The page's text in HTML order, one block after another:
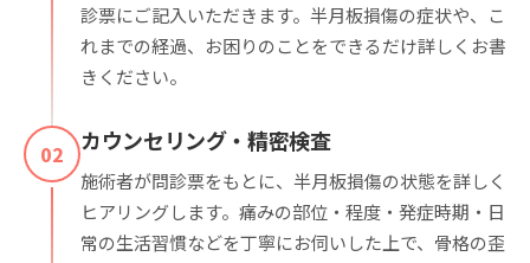
診票にご記入いただきます。半月板損傷の症状や、こ
れまでの経過、お困りのことをできるだけ詳しくお書
きください。
02 カウンセリング・精密検査
施術者が問診票をもとに、半月板損傷の状態を詳しく
ヒアリングします。痛みの部位・程度・発症時期・日
常の生活習慣などを丁寧にお伺いした上で、骨格の歪